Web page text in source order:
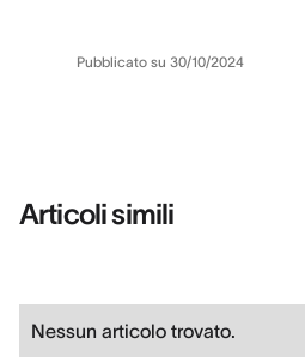
Pubblicato su 30/10/2024
Articoli simili
Nessun articolo trovato.